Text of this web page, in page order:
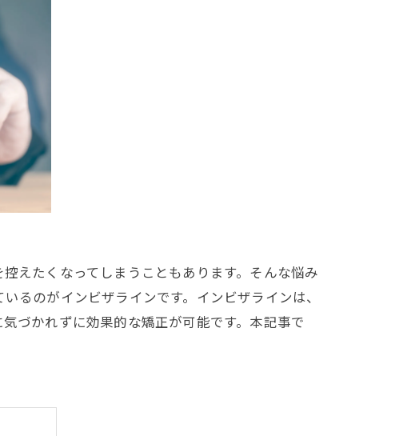
えたくなってしまうこともあります。そんな悩み
るのがインビザラインです。インビザラインは、
づかれずに効果的な矯正が可能です。本記事で